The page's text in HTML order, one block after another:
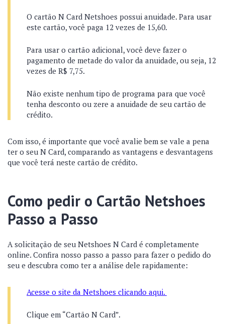
O cartão N Card Netshoes possui anuidade. Para usar
este cartão, você paga 12 vezes de 15,60.
Para usar o cartão adicional, você deve fazer o
pagamento de metade do valor da anuidade, ou seja, 12
vezes de R$ 7,75.
Não existe nenhum tipo de programa para que você
tenha desconto ou zere a anuidade de seu cartão de
crédito.
Com isso, é importante que você avalie bem se vale a pena
ter o seu N Card, comparando as vantagens e desvantagens
que você terá neste cartão de crédito.
Como pedir o Cartão Netshoes
Passo a Passo
A solicitação de seu Netshoes N Card é completamente
online. Confira nosso passo a passo para fazer o pedido do
seu e descubra como ter a análise dele rapidamente:
Acesse o site da Netshoes clicando aqui.
Clique em “Cartão N Card”.